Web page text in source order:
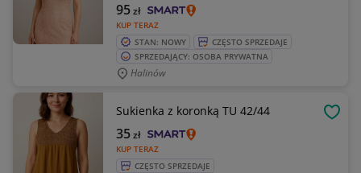
KUP TERAZ
95zł
STAN: NOWY
CZĘSTO SPRZEDAJE
SPRZEDAJĄCY: OSOBA PRYWATNA
Halinów
Sukienka z koronką TU 42/44
KUP TERAZ
35zł
CZĘSTO SPRZEDAJE